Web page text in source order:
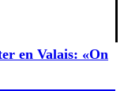
en Valais: «On